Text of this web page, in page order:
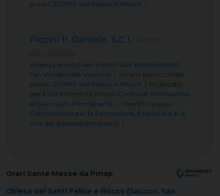
presso ZOPPÈ San Pietro in Vincoli
Piccini P. Daniele, S.C.I.
Vicario parrocchiale presso SAN VENDEMIANO
San Vendemiale Vescovo
Vicario parrocchiale
presso ZOPPÈ San Pietro in Vincoli
Incaricato
per il discernimento presso Centro di Formazione
al Diaconato Permanente
Membro presso
Commissione per la Formazione, il Ministero e la
Vita dei diaconi permanenti
Orari Sante Messe da Pmap
Chiesa dei Santi Felice e Rocco (Saccon, San